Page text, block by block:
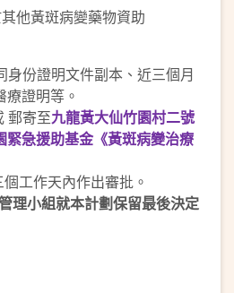
他黃斑病變藥物資助
身份證明文件副本、近三個月
證明等。
郵寄至九龍黃大仙竹園村二號
緊急援助基金《黃斑病變治療
工作天內作出審批。
理小組就本計劃保留最後決定